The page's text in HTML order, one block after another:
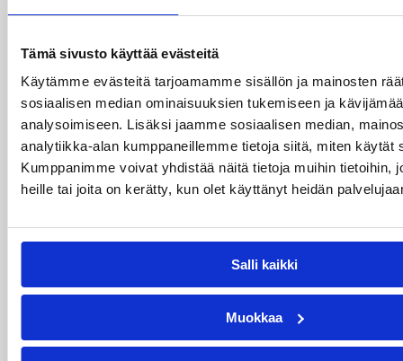
Tämä sivusto käyttää evästeitä
Käytämme evästeitä tarjoamamme sisällön ja mainosten
sosiaalisen median ominaisuuksien tukemiseen ja
analysoimiseen. Lisäksi jaamme sosiaalisen median,
analytiikka-alan kumppaneillemme tietoja siitä, miten käytät
Kumppanimme voivat yhdistää näitä tietoja muihin tietoihin,
heille tai joita on kerätty, kun olet käyttänyt heidän
Salli kaikki
Muokkaa
Alueet 28.07.2026 16:04
Stadium-turnaukseen
Tampereelle yli 200 joukkuetta
– juniorikoripallon
suurtapahtuma pelataan